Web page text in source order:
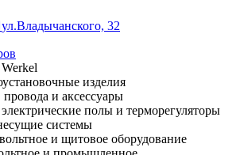
ул.Владычанского, 32
изделия
и аксессуары
полы и терморегуляторы
системы
и щитовое оборудование